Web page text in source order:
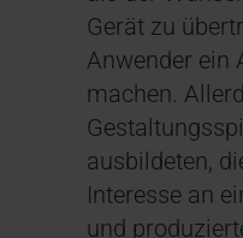
Gerät zu
Anwender ein
machen.
ausbildeten,
Interesse an
und